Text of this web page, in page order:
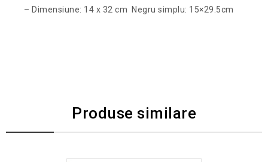
– Dimensiune: 14 x 32 cm Negru simplu: 15×29.5cm
Produse similare